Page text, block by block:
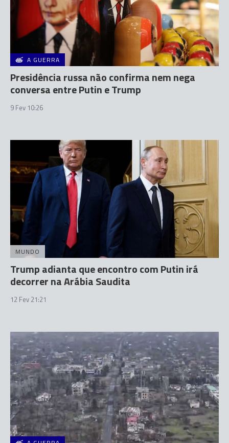
A GUERRA
Presidência russa não confirma nem nega
conversa entre Putin e Trump
9 Fev 10:26
MUNDO
Trump adianta que encontro com Putin irá
decorrer na Arábia Saudita
12 Fev 21:21